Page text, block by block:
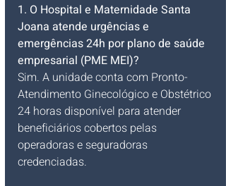
1. O Hospital e Maternidade Santa
Joana atende urgências e
emergências 24h por plano de saúde
empresarial (PME MEI)?
Sim. A unidade conta com Pronto-
Atendimento Ginecológico e Obstétrico
24 horas disponível para atender
beneficiários cobertos pelas
operadoras e seguradoras
credenciadas.